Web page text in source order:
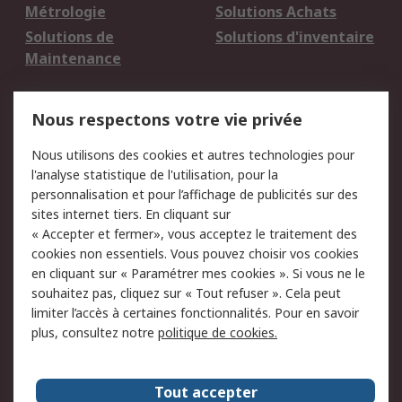
Métrologie
Solutions Achats
Solutions de
Maintenance
Solutions d'inventaire
du site
Politique de protection
des données - Mise à
jour
Sécurité des E-mails
Conditions générales
de vente
Politique anti-
corruption
Campagnes marketing
A propos de RS
A propos de RS France
Evénements
Nous respectons votre vie privée
Nous utilisons des cookies et autres technologies pour
l'analyse statistique de l'utilisation, pour la
personnalisation et pour l’affichage de publicités sur des
sites internet tiers. En cliquant sur
« Accepter et fermer», vous acceptez le traitement des
cookies non essentiels. Vous pouvez choisir vos cookies
en cliquant sur « Paramétrer mes cookies ». Si vous ne le
souhaitez pas, cliquez sur « Tout refuser ». Cela peut
limiter l’accès à certaines fonctionnalités. Pour en savoir
plus, consultez notre politique de cookies.
Tout accepter